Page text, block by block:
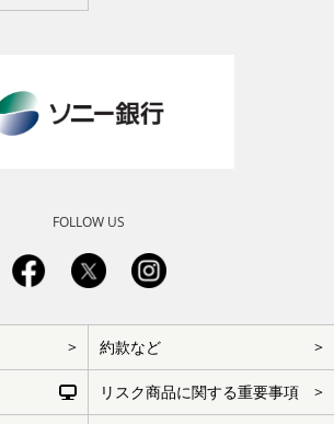
FOLLOW US
約款など
リスク商品に関する重要事項